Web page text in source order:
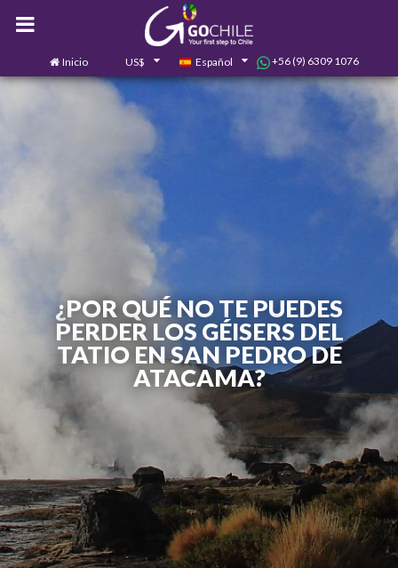
Inicio US$ Español +56 (9) 6309 1076
¿POR QUÉ NO TE PUEDES
PERDER LOS GÉISERS DEL
TATIO EN SAN PEDRO DE
ATACAMA?